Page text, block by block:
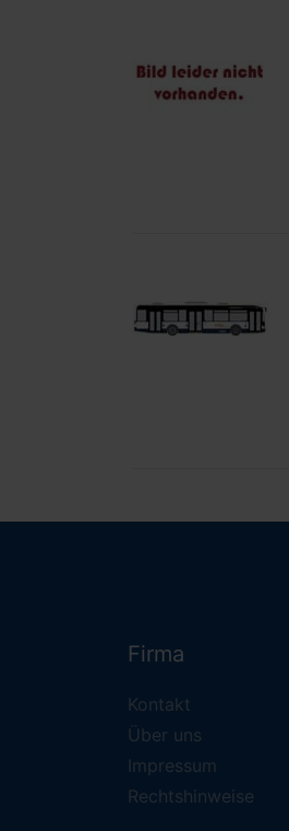
Firma
Kontakt
Über uns
Impressum
Rechtshinweise